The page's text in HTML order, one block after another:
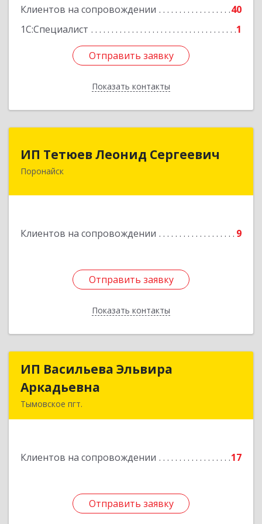
Клиентов на сопровождении
40
1С:Специалист
1
Отправить заявку
Показать контакты
Отправить заявку
Назад
ИП Тетюев Леонид Сергеевич
Поронайск
Клиентов на сопровождении 9
Отправить заявку
Показать контакты
694242, Сахалинская обл, Поронайск г, Фрунзе
Отправить заявку
Назад
ИП Васильева Эльвира
Аркадьевна
Тымовское пгт.
Клиентов на сопровождении 17
Отправить заявку
ИП Васильева Эльвира
Отправить заявку